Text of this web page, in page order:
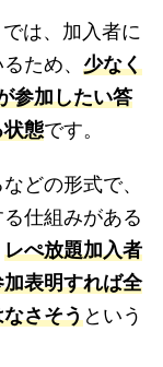
は、加入者に
ため、 少なく
参加したい答
態です。
どの形式で、
仕組みがある
レぺ放題加入者
表明すれば全
さそうという